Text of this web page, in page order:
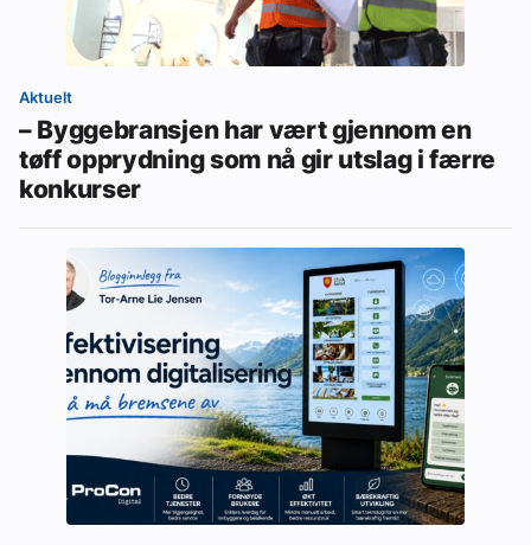
Aktuelt
– Byggebransjen har vært gjennom en
tøff opprydning som nå gir utslag i færre
konkurser